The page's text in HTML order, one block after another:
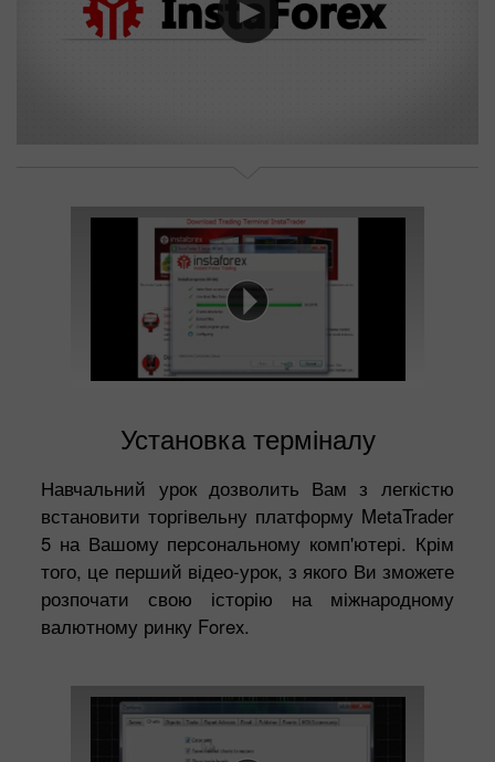
Установка терміналу
Навчальний урок дозволить Вам з легкістю
встановити торгівельну платформу MetaTrader
5 на Вашому персональному комп'ютері. Крім
того, це перший відео-урок, з якого Ви зможете
розпочати свою історію на міжнародному
валютному ринку Forex.